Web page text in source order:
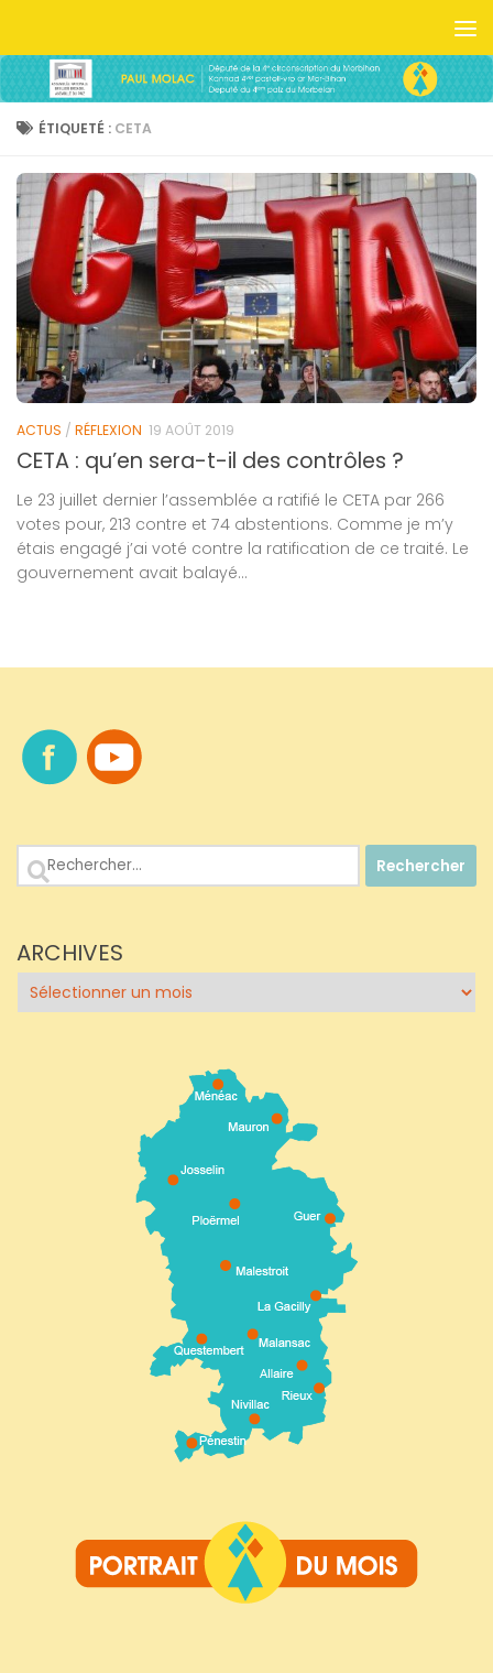
ÉTIQUETÉ : CETA
ACTUS / RÉFLEXION 19 AOÛT 2019
CETA : qu’en sera-t-il des contrôles ?
Le 23 juillet dernier l’assemblée a ratifié le CETA par 266
votes pour, 213 contre et 74 abstentions. Comme je m’y
étais engagé j’ai voté contre la ratification de ce traité. Le
gouvernement avait balayé...
Rechercher :
ARCHIVES
Archives